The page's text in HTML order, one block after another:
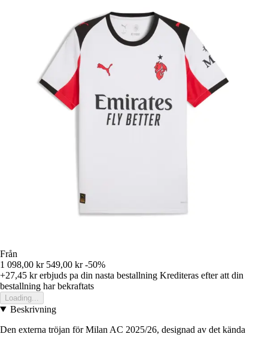
Från
1 098,00 kr 549,00 kr -50%
+27,45 krerbjuds pa din nasta bestallning Krediteras efter att din
bestallning har bekraftats
Loading...
Beskrivning
Den externa tröjan för Milan AC 2025/26, designad av det kända